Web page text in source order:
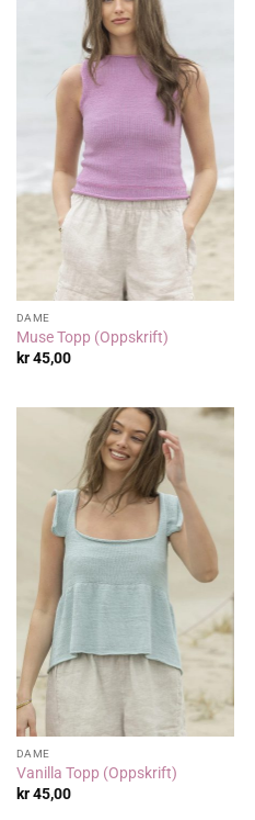
DAME
Muse Topp (Oppskrift)
kr45,00
DAME
Vanilla Topp (Oppskrift)
kr45,00